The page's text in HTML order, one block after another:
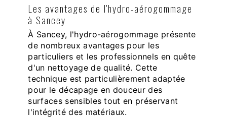
Les avantages de l'hydro-aérogommage
à Sancey
À Sancey, l'hydro-aérogommage présente
de nombreux avantages pour les
particuliers et les professionnels en quête
d'un nettoyage de qualité. Cette
technique est particulièrement adaptée
pour le décapage en douceur des
surfaces sensibles tout en préservant
l'intégrité des matériaux.